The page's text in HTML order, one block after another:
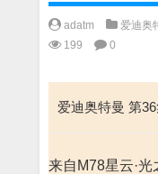
adatm 爱迪奥
199
0
爱迪奥特曼 第36
来自M78星云·